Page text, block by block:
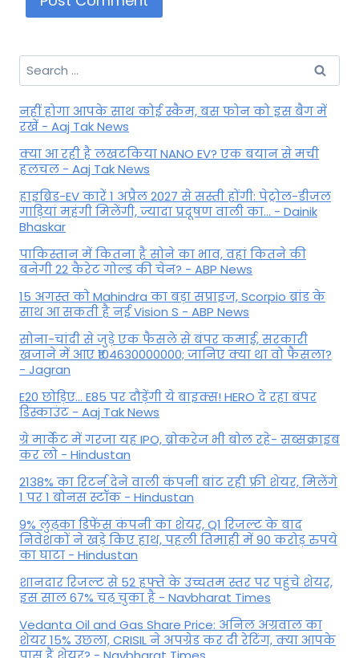
Search
for:
नहीं होगा आपके साथ कोई स्कैम, बस फोन को इस बैग में
रखें - Aaj Tak News
क्या आ रही है लखटकिया NANO EV? एक बयान से मची
हलचल - Aaj Tak News
हाइब्रिड-EV कारें 1 अप्रैल 2027 से सस्ती होंगी: पेट्रोल-डीजल
गाड़ियां महंगी मिलेंगी, ज्यादा प्रदूषण वाली का... - Dainik
Bhaskar
पाकिस्तान में कितना है सोने का भाव, वहां कितने की
बनेगी 22 कैरेट गोल्ड की चेन? - ABP News
15 अगस्त को Mahindra का बड़ा सप्राइज, Scorpio ब्रांड के
साथ आ सकती है नई Vision S - ABP News
सोना-चांदी से जुड़े एक फैसले से बंपर कमाई, सरकारी
खजाने में आए ₹104630000000; जानिए क्या था वो फैसला?
- Jagran
E20 छोड़िए... E85 पर दौड़ेंगी ये बाइक्स! HERO दे रहा बंपर
डिस्काउंट - Aaj Tak News
ग्रे मार्केट में गरजा यह IPO, ब्रोकरेज भी बोल रहे- सब्सक्राइब
कर लो - Hindustan
2138% का रिटर्न देने वाली कंपनी बांट रही फ्री शेयर, मिलेंगे
1 पर 1 बोनस स्टॉक - Hindustan
9% लुढ़का डिफेंस कंपनी का शेयर, Q1 रिजल्ट के बाद
निवेशकों ने खड़े किए हाथ, पहली तिमाही में 90 करोड़ रुपये
का घाटा - Hindustan
शानदार रिजल्ट से 52 हफ्ते के उच्चतम स्तर पर पहुंचे शेयर,
इस साल 67% चढ़ चुका है - Navbharat Times
Vedanta Oil and Gas Share Price: अनिल अग्रवाल का
शेयर 15% उछला, CRISIL ने अपग्रेड कर दी रेटिंग, क्या आपके